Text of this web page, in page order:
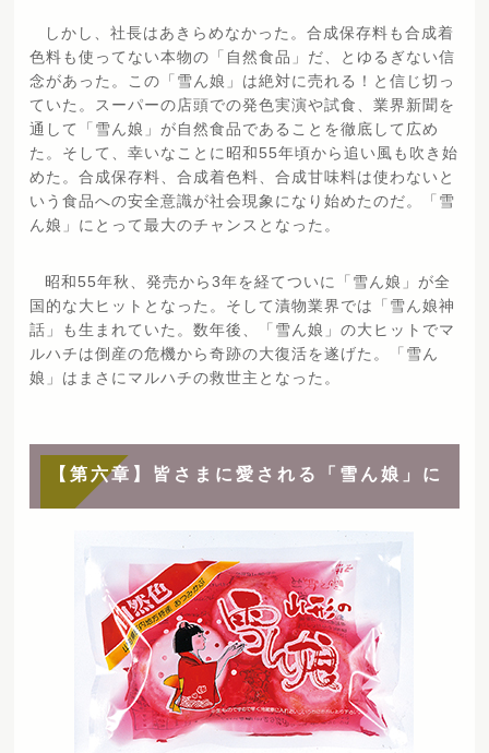
しかし、社長はあきらめなかった。合成保存料も合成着
色料も使ってない本物の「自然食品」だ、とゆるぎない信
念があった。この「雪ん娘」は絶対に売れる！と信じ切っ
ていた。スーパーの店頭での発色実演や試食、業界新聞を
通して「雪ん娘」が自然食品であることを徹底して広め
た。そして、幸いなことに昭和55年頃から追い風も吹き始
めた。合成保存料、合成着色料、合成甘味料は使わないと
いう食品への安全意識が社会現象になり始めたのだ。「雪
ん娘」にとって最大のチャンスとなった。
昭和55年秋、発売から3年を経てついに「雪ん娘」が全
国的な大ヒットとなった。そして漬物業界では「雪ん娘神
話」も生まれていた。数年後、「雪ん娘」の大ヒットでマ
ルハチは倒産の危機から奇跡の大復活を遂げた。「雪ん
娘」はまさにマルハチの救世主となった。
【第六章】皆さまに愛される「雪ん娘」に